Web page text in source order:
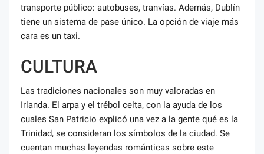
transporte público: autobuses, tranvías. Además, Dublín
tiene un sistema de pase único. La opción de viaje más
cara es un taxi.
CULTURA
Las tradiciones nacionales son muy valoradas en
Irlanda. El arpa y el trébol celta, con la ayuda de los
cuales San Patricio explicó una vez a la gente qué es la
Trinidad, se consideran los símbolos de la ciudad. Se
cuentan muchas leyendas románticas sobre este